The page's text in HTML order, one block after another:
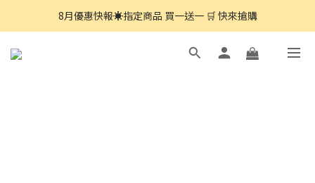
8月優惠快報☀️指定商品 買一送一 🛒 快來搶購